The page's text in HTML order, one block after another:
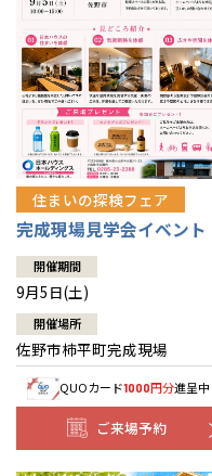
住まいの探検フェア
完成現場見学会イベント
開催期間
9月5日(土)
開催場所
佐野市柿平町完成現場
QUOカード1000円分進呈中
ご来場予約